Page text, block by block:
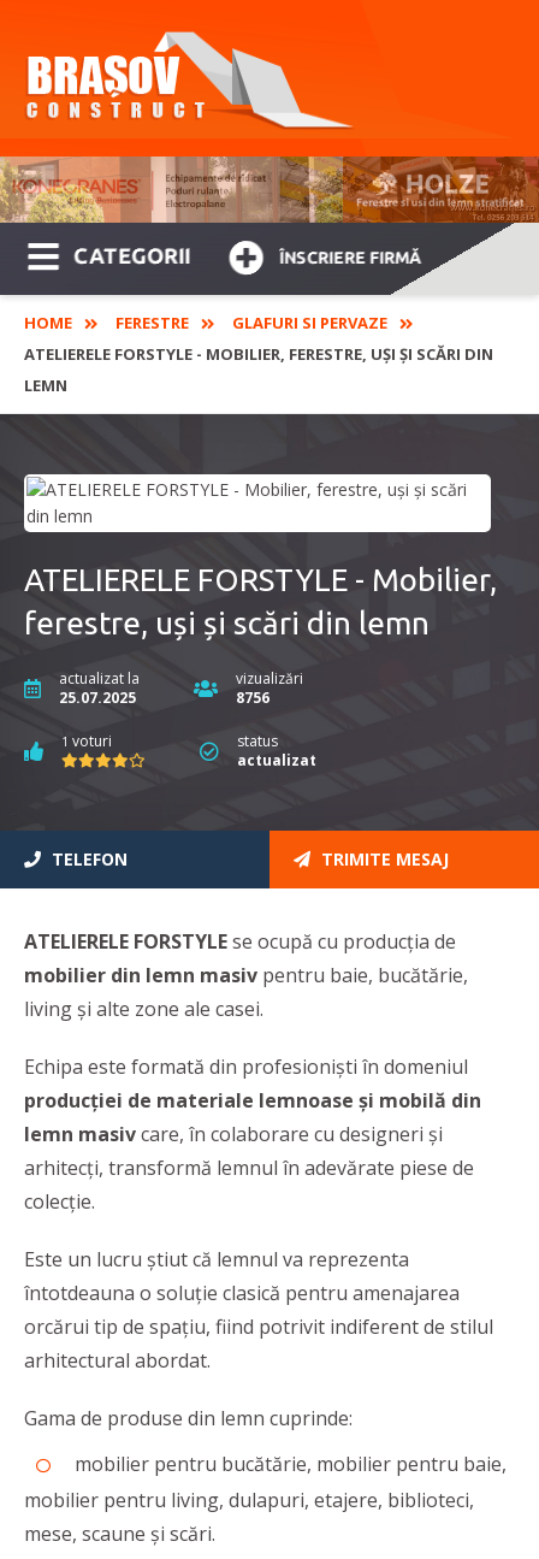
CATEGORII ÎNSCRIERE FIRMĂ
HOME FERESTRE
GLAFURI SI PERVAZE
ATELIERELE FORSTYLE - MOBILIER, FERESTRE, UȘI ȘI SCĂRI DIN
LEMN
ATELIERELE FORSTYLE - Mobilier,
ferestre, uși și scări din lemn
actualizat la
25.07.2025
vizualizări
8756
1 voturi
status
actualizat
TELEFON TRIMITE MESAJ
ATELIERELE FORSTYLEse ocupă cu producția de
mobilier din lemn masiv pentru baie, bucătărie,
living și alte zone ale casei.
Echipa este formată din profesioniști în domeniul
producției de materiale lemnoase și mobilă din
lemn masivcare, în colaborare cu designeri și
arhitecți, transformă lemnul în adevărate piese de
colecţie.
Este un lucru știut că lemnul va reprezenta
întotdeauna o soluție clasică pentru amenajarea
orcărui tip de spațiu, fiind potrivit indiferent de stilul
arhitectural abordat.
Gama de produse din lemn cuprinde:
mobilier pentru bucătărie, mobilier pentru baie,
mobilier pentru living, dulapuri, etajere, biblioteci,
mese, scaune și scări.